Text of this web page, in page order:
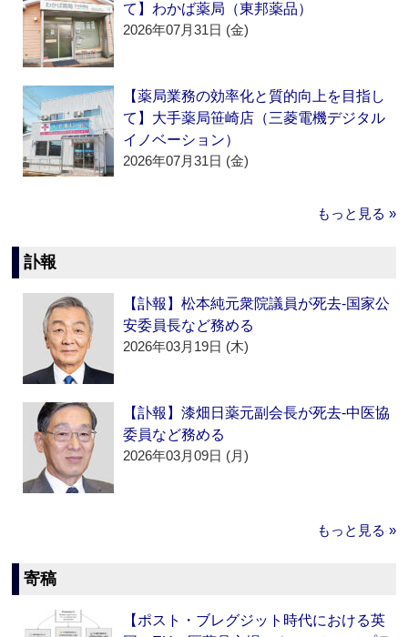
て】わかば薬局（東邦薬品）
2026年07月31日 (金)
【薬局業務の効率化と質的向上を目指し
て】大手薬局笹崎店（三菱電機デジタル
イノベーション）
2026年07月31日 (金)
もっと見る »
訃報
【訃報】松本純元衆院議員が死去‐国家公
安委員長など務める
2026年03月19日 (木)
【訃報】漆畑日薬元副会長が死去‐中医協
委員など務める
2026年03月09日 (月)
もっと見る »
寄稿
【ポスト・ブレグジット時代における英